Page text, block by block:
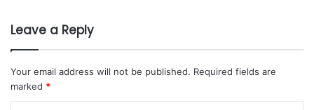
Leave a Reply
Your email address will not be published. Required fields are
marked *